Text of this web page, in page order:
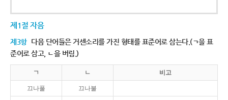
제1절 자음
제3항 다음 단어들은 거센소리를 가진 형태를 표준어로 삼는다.(ㄱ을 표
준어로 삼고, ㄴ을 버림.)
ㄱ ㄴ 비고
끄나풀 끄나불